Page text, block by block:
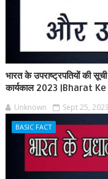
भारत के उपराष्ट्रपतियों की
कार्यकाल 2023 |Bharat
Unknown Sept 25, 2023
BASIC FACT